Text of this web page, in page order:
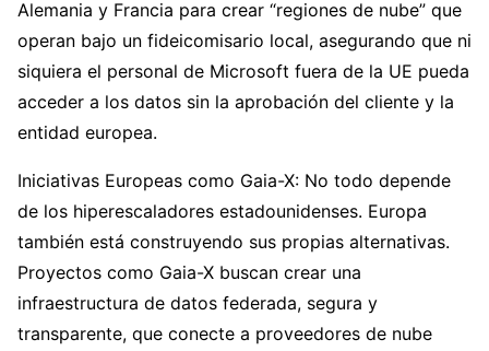
Alemania y Francia para crear “regiones de nube” que
operan bajo un fideicomisario local, asegurando que ni
siquiera el personal de Microsoft fuera de la UE pueda
acceder a los datos sin la aprobación del cliente y la
entidad europea.
Iniciativas Europeas como Gaia-X: No todo depende
de los hiperescaladores estadounidenses. Europa
también está construyendo sus propias alternativas.
Proyectos como Gaia-X buscan crear una
infraestructura de datos federada, segura y
transparente, que conecte a proveedores de nube